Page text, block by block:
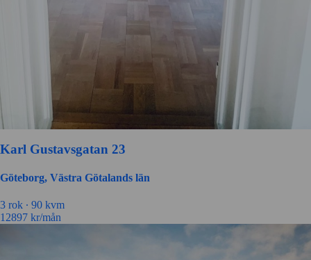
Karl Gustavsgatan 23
Göteborg, Västra Götalands län
3 rok ∙ 90 kvm
12897 kr/mån